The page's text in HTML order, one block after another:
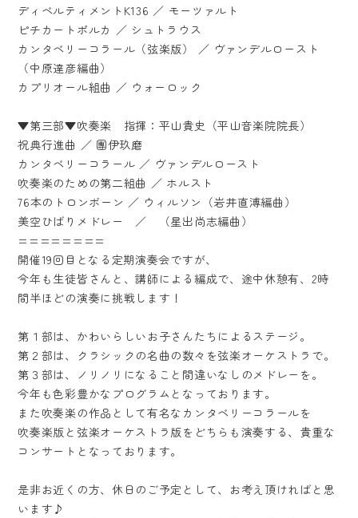
ディベルティメントK136 ／ モーツァルト
ピチカートポルカ ／ シュトラウス
カンタベリーコラール（弦楽版） ／ ヴァンデルロースト
（中原達彦編曲）
カプリオール組曲 ／ ウォーロック
▼第三部▼吹奏楽 指揮：平山貴史（平山音楽院院長）
祝典行進曲 ／ 團伊玖磨
カンタベリーコラール ／ ヴァンデルロースト
吹奏楽のための第二組曲 ／ ホルスト
76本のトロンボーン ／ ウィルソン（岩井直溥編曲）
美空ひばりメドレー ／ （星出尚志編曲）
========
開催19回目となる定期演奏会ですが、
今年も生徒皆さんと、講師による編成で、途中休憩有、2時
間半ほどの演奏に挑戦します！
第１部は、かわいらしいお子さんたちによるステージ。
第２部は、クラシックの名曲の数々を弦楽オーケストラで。
第３部は、ノリノリになること間違いなしのメドレーを。
今年も色彩豊かなプログラムとなっております。
また吹奏楽の作品として有名なカンタベリーコラールを
吹奏楽版と弦楽オーケストラ版をどちらも演奏する、貴重な
コンサートとなっております。
是非お近くの方、休日のご予定として、お考え頂ければと思
います♪